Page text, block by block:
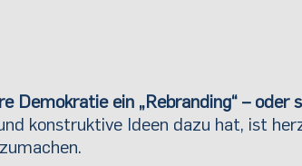
Demokratie ein „Rebranding“ – oder
konstruktive Ideen dazu hat, ist